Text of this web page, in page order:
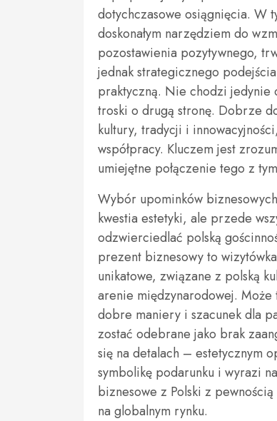
dotychczasowe osiągnięcia. W
doskonałym narzędziem do
pozostawienia pozytywnego,
jednak strategicznego
praktyczną. Nie chodzi
troski o drugą stronę. Dobrze
kultury, tradycji i
współpracy. Kluczem jest
umiejętne połączenie tego z
Wybór upominków
kwestia estetyki, ale przede
odzwierciedlać polską
prezent biznesowy to
unikatowe, związane z polską
arenie międzynarodowej.
dobre maniery i szacunek dla
zostać odebrane jako brak
się na detalach – estetycznym
symbolikę podarunku i wyrazi
biznesowe z Polski z
na globalnym rynku.